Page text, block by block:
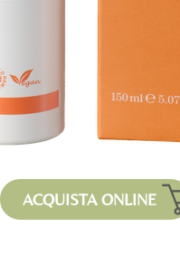
ACQUISTA ONLINE